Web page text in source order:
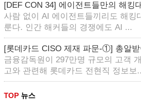
[DEF CON 34] 에이전트들만의 해킹
사람 없이 AI 에이전트들끼리도 해킹
룬다. 인간 해커들의 경쟁에도 AI ...
[롯데카드 CISO 제재 파문-①] 총알
금융감독원이 297만명 규모의 고객
고와 관련해 롯데카드 전현직 정보보
TOP 뉴스